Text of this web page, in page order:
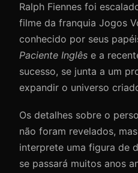
Ralph Fiennes foi
filme da franquia Jogos
conhecido por seus
Paciente Inglês e a
sucesso, se junta a um
expandir o universo
Os detalhes sobre o
não foram revelados,
interprete uma figura de
se passará muitos anos